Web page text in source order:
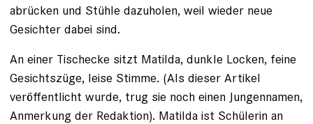
abrücken und Stühle dazu­holen, weil wieder neue
Gesichter dabei sind.
An einer Tischecke sitzt Matilda, dunkle Locken, feine
Gesichtszüge, leise Stimme. (Als dieser Artikel
veröffentlicht wurde, trug sie noch einen Jungennamen,
Anmerkung der Redaktion). Matilda ist Schülerin an